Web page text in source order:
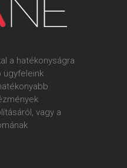
a hatékonyságra
ügyfeleink
vagy a